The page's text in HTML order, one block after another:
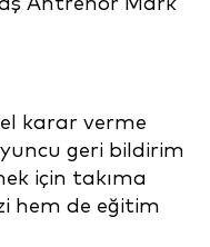
karar verme
geri bildirim
için takıma
hem de eğitim